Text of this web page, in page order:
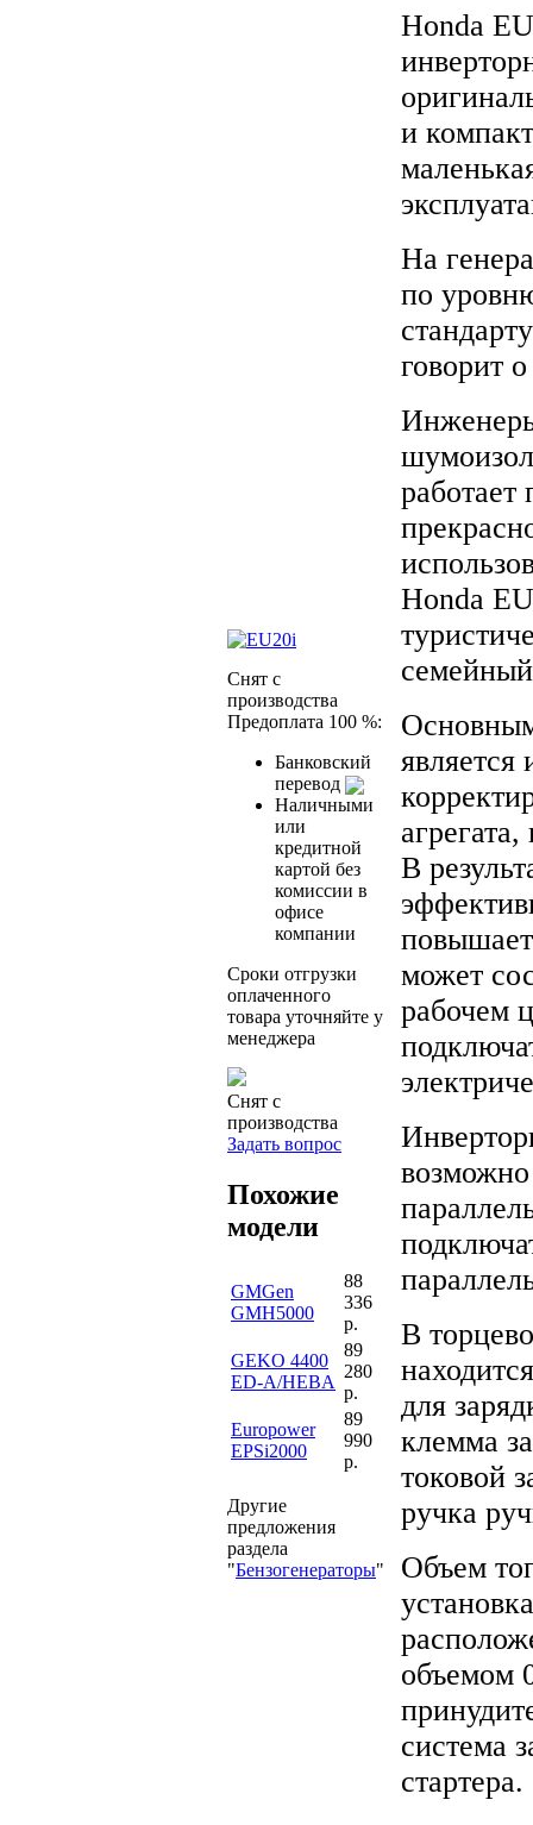
Снят с
производства
Предоплата 100 %:
Банковский
перевод
Наличными
или
кредитной
картой без
комиссии в
офисе
компании
Сроки отгрузки
оплаченного
товара уточняйте у
менеджера
Снят с
производства
Задать вопрос
Похожие
модели
GMGen
GMH5000
88
336
р.
GEKO 4400
ED-A/HEBA
89
280
р.
Europower
EPSi2000
89
990
р.
Другие
предложения
раздела
"Бензогенераторы"
Honda
и
На
по
говорит
Honda
является
В
может
рабочем
В
для
клемма
токовой
ручка
Объем
объемом
система
стартера.